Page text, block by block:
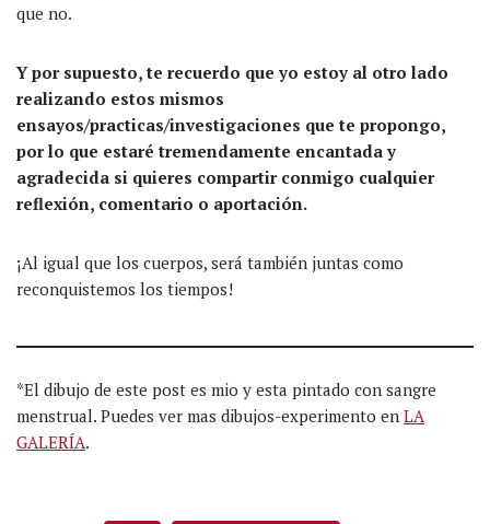
que no.
Y por supuesto, te recuerdo que yo estoy al otro lado
realizando estos mismos
ensayos/practicas/investigaciones que te propongo,
por lo que estaré tremendamente encantada y
agradecida si quieres compartir conmigo cualquier
reflexión, comentario o aportación.
¡Al igual que los cuerpos, será también juntas como
reconquistemos los tiempos!
*El dibujo de este post es mio y esta pintado con sangre
menstrual. Puedes ver mas dibujos-experimento en LA
GALERÍA.